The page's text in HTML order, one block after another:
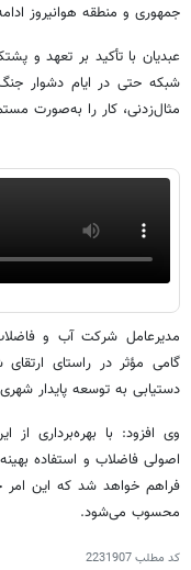
جمهوری و منطقه هوانیروز
عبدیان با تأکید بر تعهد و
شبکه حتی در ایام دشوار
مثال‌زدنی، کار را به‌صورت
مدیرعامل شرکت آب و فاضلاب
گامی مؤثر در راستای
دستیابی به توسعه پایدار
وی افزود: با بهره‌برداری
اصولی فاضلاب و استفاده
فراهم خواهد شد که این امر
محسوب می‌شود.
کد مطلب2231907